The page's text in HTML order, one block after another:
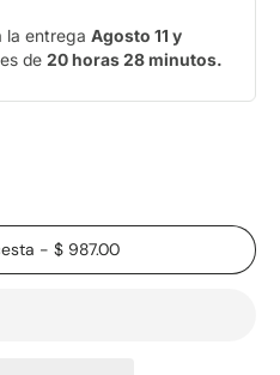
la entrega Agosto 11 y
de 20 horas 28 minutos.
- $ 987.00